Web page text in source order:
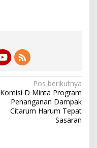
Pos berikutnya
Komisi D Minta Program
Penanganan Dampak
Citarum Harum Tepat
Sasaran